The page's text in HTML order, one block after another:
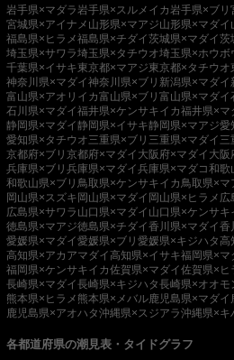
岩手県×マダラ 岩手県×スルメイカ 岩手県×ブリ
宮城県×アイナメ 山形県×マアジ山形県×マダイ
福島県×ヒラメ福島県×チダイ茨城県×マダイ茨
埼玉県×サワラ埼玉県×タチウオ埼玉県×ホウボ
千葉県×イサキ東京都×マアジ東京都×タチウオ
神奈川県×マダイ神奈川県×ブリ 新潟県×マダイ
富山県×アオリイカ富山県×ブリ 富山県×マダイ
石川県×マダイ福井県×ケンサキイカ福井県×マ
静岡県×マダイ静岡県×イサキ静岡県×マアジ愛
愛知県×タチウオ三重県×ブリ 三重県×マダイ 三
京都府×ブリ 京都府×マダイ 大阪府×マダイ 大阪
兵庫県×ブリ 兵庫県×マダイ兵庫県×マダコ和歌
和歌山県×ブリ 鳥取県×ケンサキイカ 鳥取県×マ
岡山県×スズキ岡山県×マダイ 岡山県×ヒラメ 広
広島県×サワラ 山口県×マダイ 山口県×ケンサキ
徳島県×マアジ徳島県×チダイ香川県×マダイ香
愛媛県×マダイ愛媛県×ブリ 愛媛県×キジハタ高
高知県×アカアマダイ高知県×イサキ福岡県×マ
福岡県×ケンサキイカ佐賀県×マダイ佐賀県×ヒ
長崎県×マダイ長崎県×キジハタ長崎県×オオモ
熊本県×ヒラメ 熊本県×メバル鹿児島県×マダイ
鹿児島県×アオハタ沖縄県×スジアラ沖縄県×キ
各都道府県の潮見表・タイドグラフ